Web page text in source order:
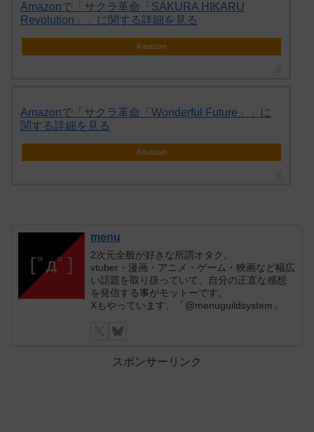
Amazonで「サクラ革命「SAKURA HIKARU
Revolution」」に関する詳細を見る
Amazon
Amazonで「サクラ革命「Wonderful Future」」に
関する詳細を見る
Amazon
menu
2次元全般が好きな所謂オタク。
vtuber・漫画・アニメ・ゲーム・映画など幅広
い話題を取り扱っていて、自分の正直な感想
を発信する事がモットーです。
Xもやっています。「@menuguildsystem」
スポンサーリンク